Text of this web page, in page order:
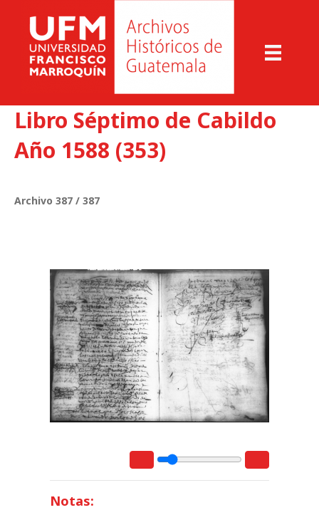
Libro Séptimo de Cabildo
Año 1588 (353)
Archivo 387 / 387
Notas: